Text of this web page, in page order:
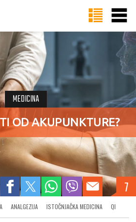
MEDICINA
OD AKUPUNKTURE?
7
ANALGEZIJA ISTOČNJAČKA MEDICINA QI